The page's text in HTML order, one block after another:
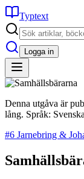
Typtext
Logga in
Denna utgåva är
lång. Språk:
#6 Jarnebring &